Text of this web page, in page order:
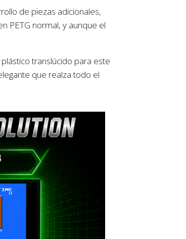
de piezas adicionales,
PETG normal, y aunque el
translúcido para este
que realza todo el